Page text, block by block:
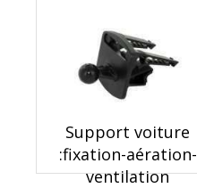
Support voiture
:fixation-aération-
ventilation